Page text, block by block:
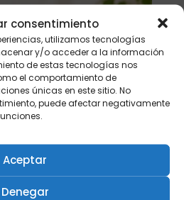
consentimiento
utilizamos tecnologías
y/o acceder a la información
de estas tecnologías nos
el comportamiento de
únicas en este sitio. No
puede afectar negativamente
Aceptar
Denegar